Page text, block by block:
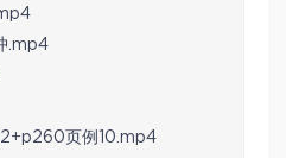
.mp4
页例10.mp4